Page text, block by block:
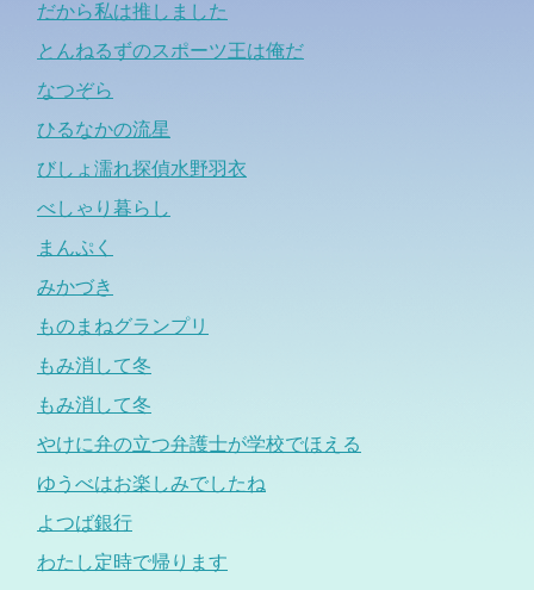
だから私は推しました
とんねるずのスポーツ王は俺だ
なつぞら
ひるなかの流星
びしょ濡れ探偵水野羽衣
べしゃり暮らし
まんぷく
みかづき
ものまねグランプリ
もみ消して冬
もみ消して冬
やけに弁の立つ弁護士が学校でほえる
ゆうべはお楽しみでしたね
よつば銀行
わたし定時で帰ります